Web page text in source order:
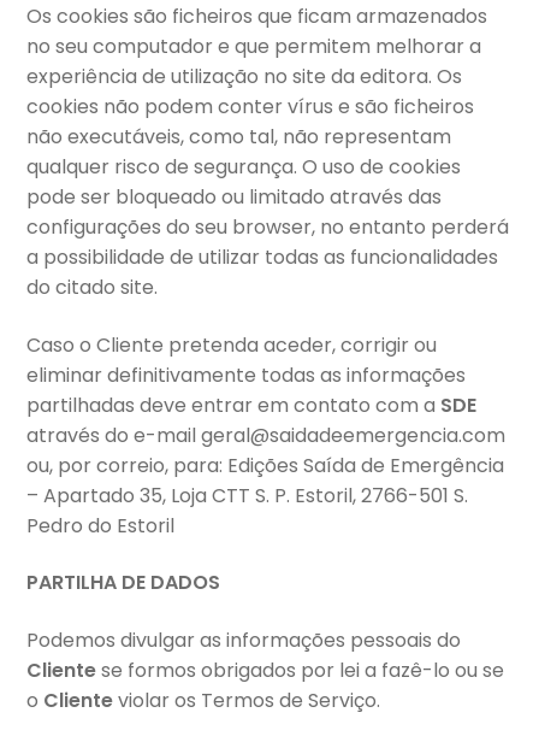
Os cookies são ficheiros que ficam armazenados
no seu computador e que permitem melhorar a
experiência de utilização no site da editora. Os
cookies não podem conter vírus e são ficheiros
não executáveis, como tal, não representam
qualquer risco de segurança. O uso de cookies
pode ser bloqueado ou limitado através das
configurações do seu browser, no entanto perderá
a possibilidade de utilizar todas as funcionalidades
do citado site.
Caso o Cliente pretenda aceder, corrigir ou
eliminar definitivamente todas as informações
partilhadas deve entrar em contato com a SDE
através do e-mailgeral@saidadeemergencia.com
ou, por correio, para: Edições Saída de Emergência
– Apartado 35, Loja CTT S. P. Estoril, 2766-501 S.
Pedro do Estoril
PARTILHA DE DADOS
Podemos divulgar as informações pessoais do
Clientese formos obrigados por lei a fazê-lo ou se
o Clienteviolar os Termos de Serviço.